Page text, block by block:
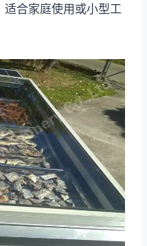
适合家庭使用或小型工